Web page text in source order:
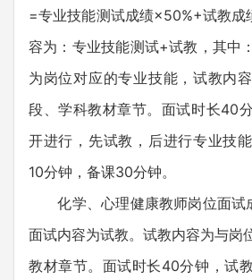
=专业技能测试成绩×50%+试教成
容为：专业技能测试+试教，其中
为岗位对应的专业技能，试教内
段、学科教材章节。面试时长40
开进行，先试教，后进行专业技
10分钟，备课30分钟。
化学、心理健康教师岗位面试
面试内容为试教。试教内容为与岗
教材章节。面试时长40分钟，试